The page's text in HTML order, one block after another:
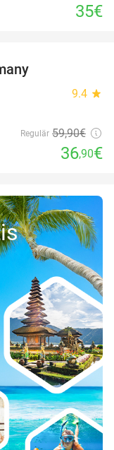
35€
9.4 star
Regulär 59,90€
36,90€